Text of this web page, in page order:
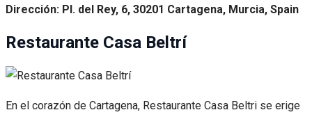
Dirección: Pl. del Rey, 6, 30201 Cartagena, Murcia, Spain
Restaurante Casa Beltrí
En el corazón de Cartagena, Restaurante Casa Beltri se erige